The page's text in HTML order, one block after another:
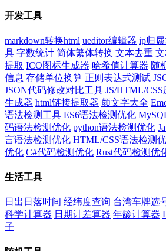
开发工具
markdown转换html ueditor编辑器 ip归
具 字数统计 简体繁体转换 文本去重
提取 ICO图标生成器 哈希值计算器 随
信息 存储单位换算 正则表达式测试
JSON代码修改对比工具 JS/HTML/
生成器 html链接提取器 颜文字大全
语法检测工具 ES6语法检测优化
码语法检测优化 python语法检测优化
言语法检测优化 HTML/CSS语法检测
优化 C#代码检测优化 Rust代码检测优
生活工具
日出日落时间 经纬度查询 台湾车牌选
科学计算器 日期计差算器 年龄计算器
子